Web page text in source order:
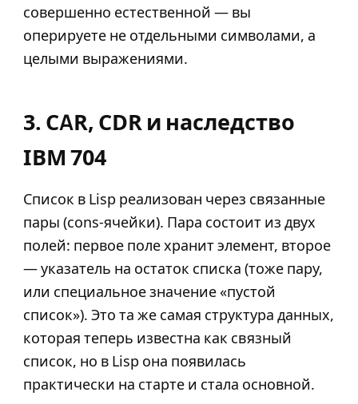
совершенно естественной — вы
оперируете не отдельными символами, а
целыми выражениями.
3. CAR, CDR и наследство
IBM 704
Список в Lisp реализован через связанные
пары (cons-ячейки). Пара состоит из двух
полей: первое поле хранит элемент, второе
— указатель на остаток списка (тоже пару,
или специальное значение «пустой
список»). Это та же самая структура данных,
которая теперь известна как связный
список, но в Lisp она появилась
практически на старте и стала основной.